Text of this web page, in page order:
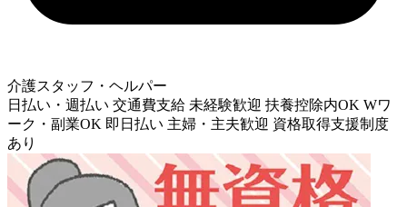
介護スタッフ・ヘルパー
日払い・週払い 交通費支給 未経験歓迎 扶養控除内OK Wワ
ーク・副業OK 即日払い 主婦・主夫歓迎 資格取得支援制度
あり